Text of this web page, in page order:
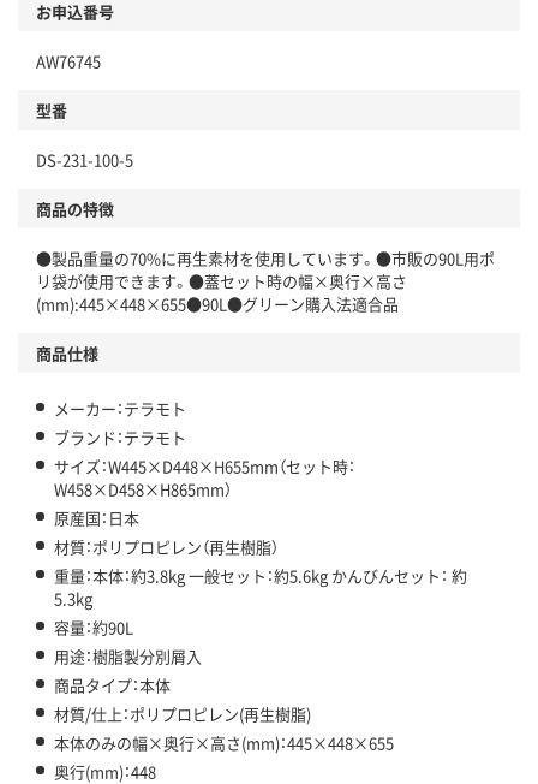
お申込番号
AW76745
型番
DS-231-100-5
商品の特徴
●製品重量の70%に再生素材を使用しています。●市販の90L用ポ
リ袋が使用できます。●蓋セット時の幅×奥行×高さ
(mm):445×448×655●90L●グリーン購入法適合品
商品仕様
メーカー：テラモト
ブランド：テラモト
サイズ：W445×D448×H655mm（セット時：
W458×D458×H865mm）
原産国：日本
材質：ポリプロピレン（再生樹脂）
重量：本体：約3.8kg 一般セット：約5.6kg かんびんセット： 約
5.3kg
容量：約90L
用途：樹脂製分別屑入
商品タイプ：本体
材質/仕上：ポリプロピレン(再生樹脂)
本体のみの幅×奥行×高さ(mm)：445×448×655
奥行(mm)：448